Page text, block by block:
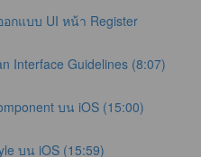
กแบบ UI หน้า Register
Interface Guidelines (8:07)
บน iOS (15:00)
บน iOS (15:59)